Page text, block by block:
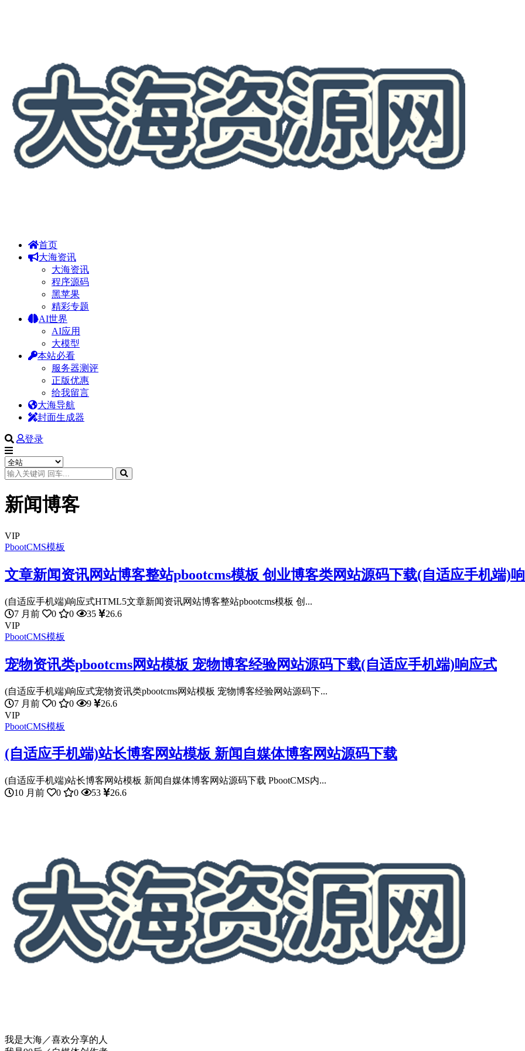
首页
大海资讯
大海资讯
程序源码
黑苹果
精彩专题
AI世界
AI应用
大模型
本站必看
服务器测评
正版优惠
给我留言
大海导航
封面生成器
登录
新闻博客
VIP
PbootCMS模板
文章新闻资讯网站博客整站pbootcms模板 创业博客类网站源码下载(自适应手机端)
(自适应手机端)响应式HTML5文章新闻资讯网站博客整站pbootcms模板 创...
7 月前
0 0 35
26.6
VIP
PbootCMS模板
宠物资讯类pbootcms网站模板 宠物博客经验网站源码下载(自适应手机端)响应式
(自适应手机端)响应式宠物资讯类pbootcms网站模板 宠物博客经验网站源码下...
7 月前
0 0 9
26.6
VIP
PbootCMS模板
(自适应手机端)站长博客网站模板 新闻自媒体博客网站源码下载
(自适应手机端)站长博客网站模板 新闻自媒体博客网站源码下载 PbootCMS内...
10 月前
0 0 53 26.6
我是大海／喜欢分享的人